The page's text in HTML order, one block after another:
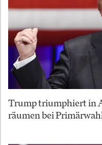
Trump triumphiert in
räumen bei